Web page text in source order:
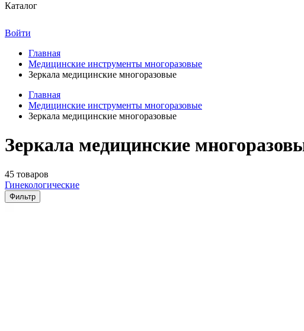
Каталог
Войти
Главная
Медицинские инструменты многоразовые
Зеркала медицинские многоразовые
Главная
Медицинские инструменты многоразовые
Зеркала медицинские многоразовые
Зеркала медицинские
45 товаров
Гинекологические
Фильтр